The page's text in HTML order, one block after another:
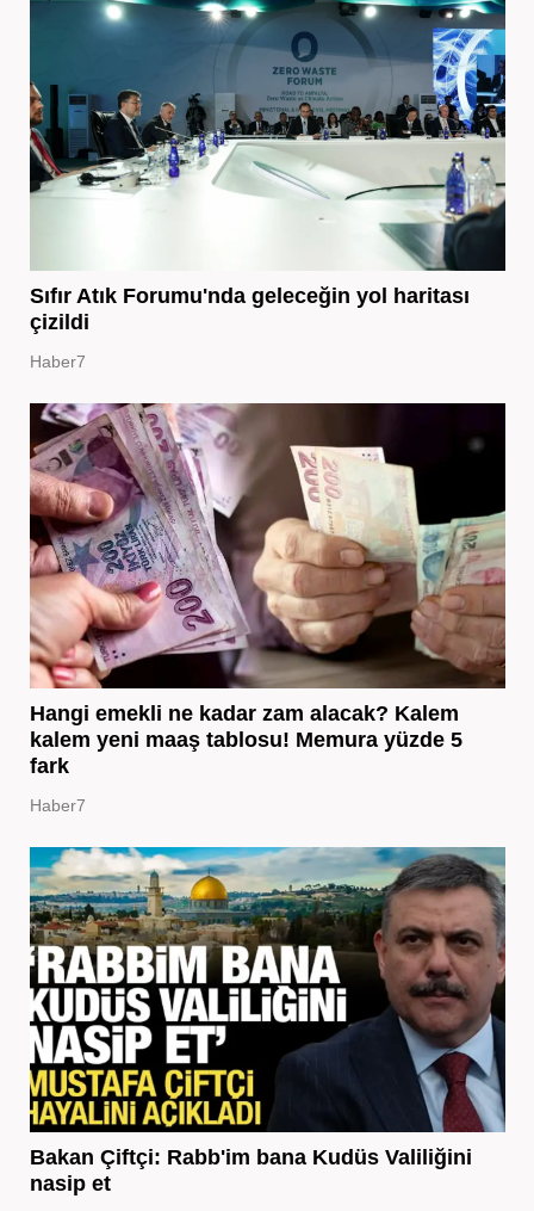
Sıfır Atık Forumu'nda geleceğin yol haritası
çizildi
Haber7
Hangi emekli ne kadar zam alacak? Kalem
kalem yeni maaş tablosu! Memura yüzde 5
fark
Haber7
Bakan Çiftçi: Rabb'im bana Kudüs Valiliğini
nasip et